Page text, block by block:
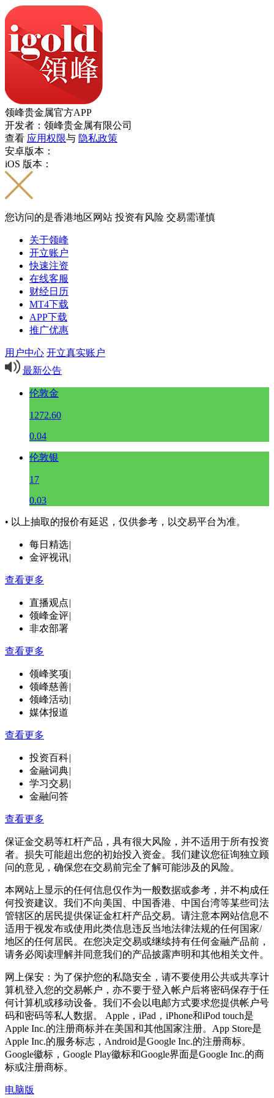
领峰贵金属官方APP
开发者：领峰贵金属有限公司
查看 应用权限与 隐私政策
安卓版本：
iOS 版本：
您访问的是香港地区网站 投资有风险 交易需谨慎
关于领峰
开立账户
快速注资
在线客服
财经日历
MT4下载
APP下载
推广优惠
用户中心 开立真实账户
最新公告
伦敦金
1272.60
0.04
伦敦银
17
0.03
• 以上抽取的报价有延迟，仅供参考，以交易平台为准。
每日精选|
金评视讯|
查看更多
直播观点|
领峰金评|
非农部署
查看更多
领峰奖项|
领峰慈善|
领峰活动|
媒体报道
查看更多
投资百科|
金融词典|
学习交易|
金融问答
查看更多
保证金交易等杠杆产品，具有很大风险，并不适用于所有投资
者。损失可能超出您的初始投入资金。我们建议您征询独立顾
问的意见，确保您在交易前完全了解可能涉及的风险。
本网站上显示的任何信息仅作为一般数据或参考，并不构成任
何投资建议。我们不向美国、中国香港、中国台湾等某些司法
管辖区的居民提供保证金杠杆产品交易。请注意本网站信息不
适用于视发布或使用此类信息违反当地法律法规的任何国家/
地区的任何居民。在您决定交易或继续持有任何金融产品前，
请务必阅读理解并同意我们的产品披露声明和其他相关文件。
网上保安：为了保护您的私隐安全，请不要使用公共或共享计
算机登入您的交易帐户，亦不要于登入帐户后将密码保存于任
何计算机或移动设备。我们不会以电邮方式要求您提供帐户号
码和密码等私人数据。 Apple，iPad，iPhone和iPod touch是
Apple Inc.的注册商标并在美国和其他国家注册。App Store是
Apple Inc.的服务标志，Android是Google Inc.的注册商标。
Google徽标，Google Play徽标和Google界面是Google Inc.的商
标或注册商标。
电脑版